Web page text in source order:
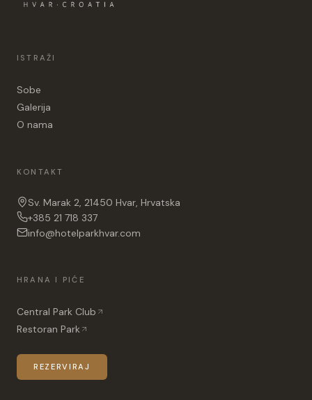
ISTRAŽI
Sobe
Galerija
O nama
KONTAKT
Sv. Marak 2, 21450 Hvar, Hrvatska
+385 21 718 337
info@hotelparkhvar.com
HRANA I PIĆE
Central Park Club
Restoran Park
REZERVIRAJ